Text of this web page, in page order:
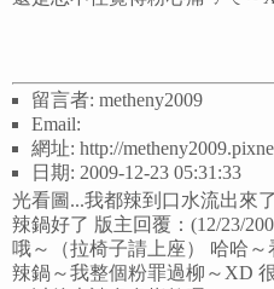
留言者: metheny2009
Email:
網址: http://
日期: 2009-12-23 05:31:33
光看圖...我都辣到口水流出來
辣鍋好了 版主回覆：(12/23/
哦～（拉椅子請上座） 哈哈
辣鍋～我整個粉罪過柳～XD